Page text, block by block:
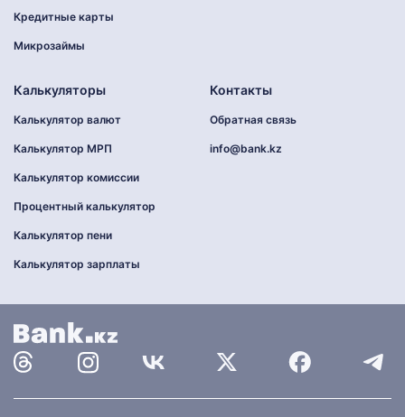
Кредитные карты
Микрозаймы
Калькуляторы
Калькулятор валют
Калькулятор МРП
Калькулятор комиссии
Процентный калькулятор
Калькулятор пени
Калькулятор зарплаты
Контакты
Обратная связь
info@bank.kz